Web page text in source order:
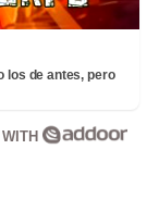
los de antes, pero